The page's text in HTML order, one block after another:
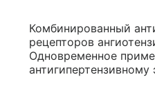
Комбинированный
рецепторов
Одновременное